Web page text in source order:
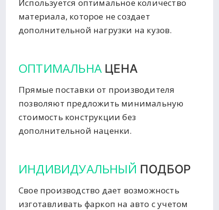
Используется оптимальное количество
материала, которое не создает
дополнительной нагрузки на кузов.
ОПТИМАЛЬНА ЦЕНА
Прямые поставки от производителя
позволяют предложить минимальную
стоимость конструкции без
дополнительной наценки.
ИНДИВИДУАЛЬНЫЙ ПОДБОР
Свое производство дает возможность
изготавливать фаркоп на авто с учетом